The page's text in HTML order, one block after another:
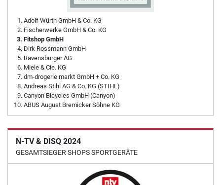
Adolf Würth GmbH & Co. KG
Fischerwerke GmbH & Co. KG
Fitshop GmbH
Dirk Rossmann GmbH
Ravensburger AG
Miele & Cie. KG
dm-drogerie markt GmbH + Co. KG
Andreas Stihl AG & Co. KG (STIHL)
Canyon Bicycles GmbH (Canyon)
ABUS August Bremicker Söhne KG
N-TV & DISQ 2024
GESAMTSIEGER SHOPS SPORTGERÄTE